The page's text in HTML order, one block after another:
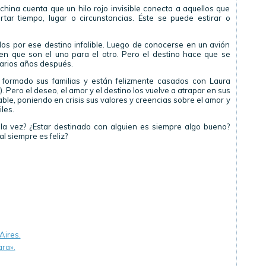
cuenta que un hilo rojo invisible conecta a aquellos que
tiempo, lugar o circunstancias. Éste se puede estirar o
por ese destino infalible. Luego de conocerse en un avión
que son el uno para el otro. Pero el destino hace que se
años después.
sus familias y están felizmente casados con Laura
Pero el deseo, el amor y el destino los vuelve a atrapar en sus
poniendo en crisis sus valores y creencias sobre el amor y
vez? ¿Estar destinado con alguien es siempre algo bueno?
siempre es feliz?